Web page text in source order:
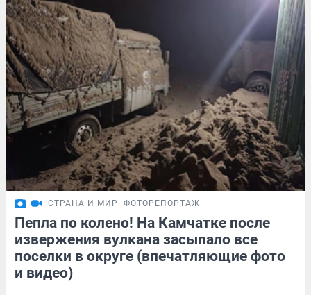
СТРАНА И МИР ФОТОРЕПОРТАЖ
Пепла по колено! На Камчатке после
извержения вулкана засыпало все
поселки в округе (впечатляющие фото
и видео)